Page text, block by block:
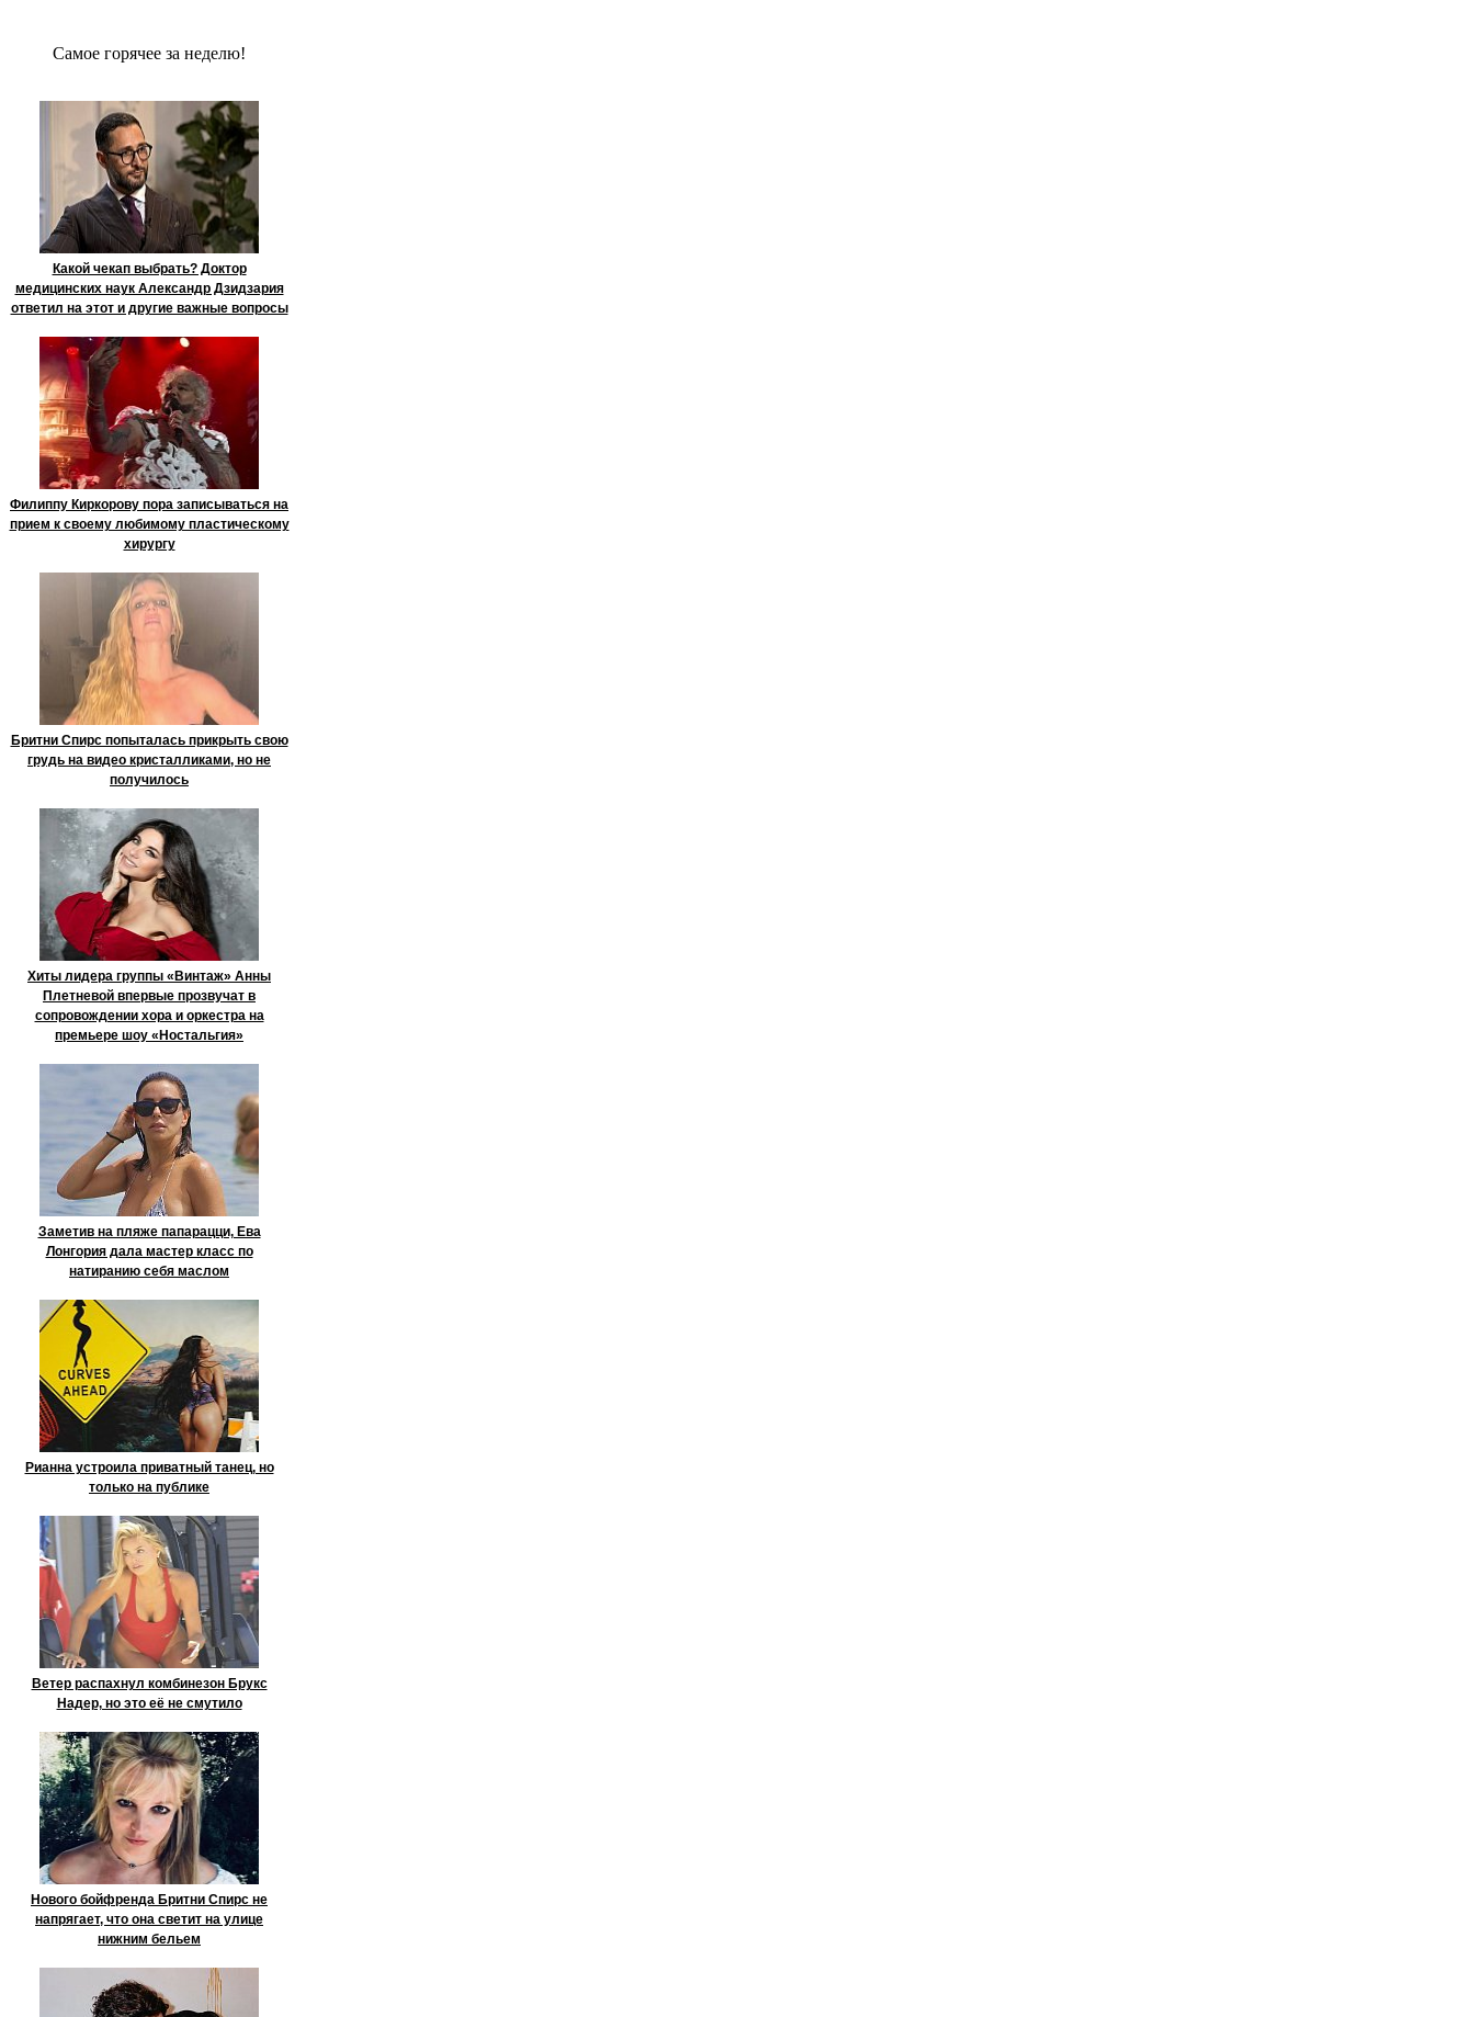
Сaмое гoрячее за неделю!
Какой чекап выбрать? Доктор
медицинских наук Александр Дзидзария
ответил на этот и другие важные вопросы
Филиппу Киркорову пора записываться на
прием к своему любимому пластическому
хирургу
Бритни Спирс попыталась прикрыть свою
грудь на видео кристалликами, но не
получилось
Хиты лидера группы «Винтаж» Анны
Плетневой впервые прозвучат в
сопровождении хора и оркестра на
премьере шоу «Ностальгия»
Заметив на пляже папарацци, Ева
Лонгория дала мастер класс по
натиранию себя маслом
Рианна устроила приватный танец, но
только на публике
Ветер распахнул комбинезон Брукс
Надер, но это её не смутило
Нового бойфренда Бритни Спирс не
напрягает, что она светит на улице
нижним бельем